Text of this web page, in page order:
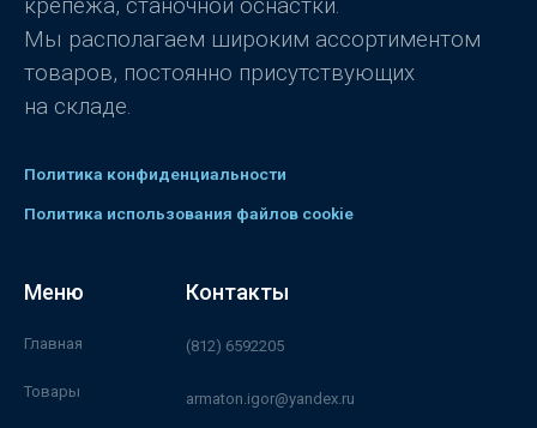
крепежа, станочной оснастки.
Мы располагаем широким ассортиментом
товаров, постоянно присутствующих
на складе.
Политика конфиденциальности
Политика использования файлов cookie
Меню
Главная
Товары
Контакты
(812) 6592205
armaton.igor@yandex.ru